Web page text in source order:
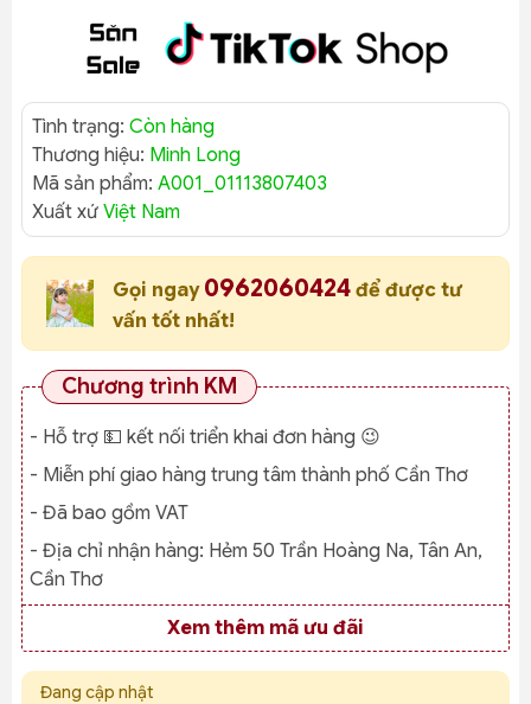
Tình trạng: Còn hàng
Thương hiệu: Minh Long
Mã sản phẩm: A001_01113807403
Xuất xứ Việt Nam
Gọi ngay 0962060424 để được tư
vấn tốt nhất!
Chương trình KM
- Hỗ trợ 💵 kết nối triển khai đơn hàng 😉
- Miễn phí giao hàng trung tâm thành phố Cần Thơ
- Đã bao gồm VAT
- Địa chỉ nhận hàng: Hẻm 50 Trần Hoàng Na, Tân An,
Cần Thơ
Xem thêm mã ưu đãi
Đang cập nhật